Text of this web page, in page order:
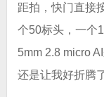
距拍，快门直接
个50标头，一个
5mm 2.8 micro
还是让我好折腾